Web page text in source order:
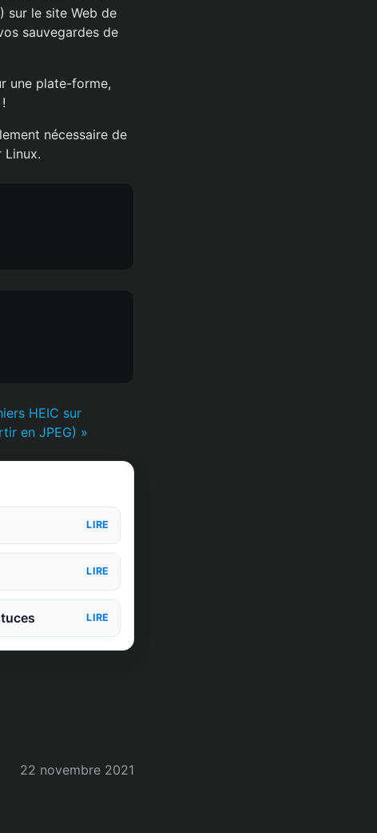
sur le site Web de
sauvegardes de
une plate-forme,
nécessaire de
Linux.
HEIC sur
en JPEG) »
LIRE
LIRE
LIRE
22 novembre 2021